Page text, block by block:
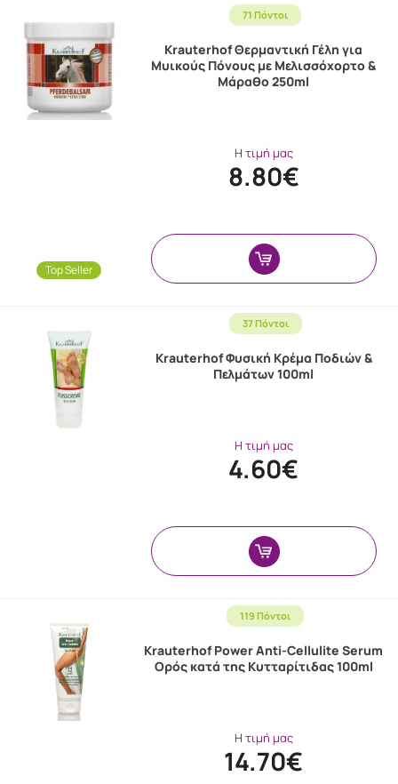
71 Πόντοι
Top Seller
Krauterhof Θερμαντική Γέλη για
Μυικούς Πόνους με Μελισσόχορτο &
Μάραθο 250ml
Η τιμή μας
8.80€
37 Πόντοι
Krauterhof Φυσική Κρέμα Ποδιών &
Πελμάτων 100ml
Η τιμή μας
4.60€
119 Πόντοι
Krauterhof Power Anti-Cellulite Serum
Ορός κατά της Κυτταρίτιδας 100ml
Η τιμή μας
14.70€